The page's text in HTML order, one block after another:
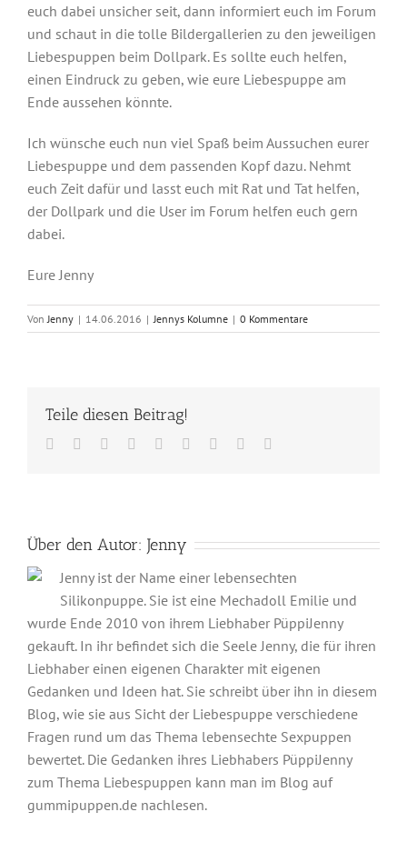
euch dabei unsicher seit, dann informiert euch im Forum
und schaut in die tolle Bildergallerien zu den jeweiligen
Liebespuppen beim Dollpark. Es sollte euch helfen,
einen Eindruck zu geben, wie eure Liebespuppe am
Ende aussehen könnte.
Ich wünsche euch nun viel Spaß beim Aussuchen eurer
Liebespuppe und dem passenden Kopf dazu. Nehmt
euch Zeit dafür und lasst euch mit Rat und Tat helfen,
der Dollpark und die User im Forum helfen euch gern
dabei.
Eure Jenny
Von Jenny | 14.06.2016 | Jennys Kolumne | 0 Kommentare
Teile diesen Beitrag!
Facebook
TwitterReddit LinkedInWhatsApp
TumblrPinterest
Über den Autor: Jenny
Jenny ist der Name einer lebensechten
Silikonpuppe. Sie ist eine Mechadoll Emilie und
wurde Ende 2010 von ihrem Liebhaber PüppiJenny
gekauft. In ihr befindet sich die Seele Jenny, die für ihren
Liebhaber einen eigenen Charakter mit eigenen
Gedanken und Ideen hat. Sie schreibt über ihn in diesem
Blog, wie sie aus Sicht der Liebespuppe verschiedene
Fragen rund um das Thema lebensechte Sexpuppen
bewertet. Die Gedanken ihres Liebhabers PüppiJenny
zum Thema Liebespuppen kann man im Blog auf
gummipuppen.de nachlesen.